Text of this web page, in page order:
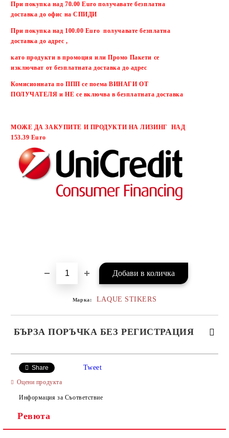
При покупка над 70.00 Euro получавате безплатна
доставка до офис на СПИДИ
При покупка над 100.00 Euro получавате безплатна
доставка до адрес ,
като продукти в промоция или Промо Пакети се
изключват от безплатната доставка до адрес
Комисионната по ППП се поема ВИНАГИ ОТ
ПОЛУЧАТЕЛЯ и НЕ се включва в безплатната доставка
МОЖЕ ДА ЗАКУПИТЕ И ПРОДУКТИ НА ЛИЗИНГ НАД
153.39 Euro
Марка: LAQUE STIKERS
БЪРЗА ПОРЪЧКА БЕЗ РЕГИСТРАЦИЯ
Share Tweet
Оцени продукта
Информация за Съответствие
Ревюта